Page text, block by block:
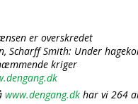
er overskredet
Scharff Smith: Under
kriger
www.dengang.dk har vi 264